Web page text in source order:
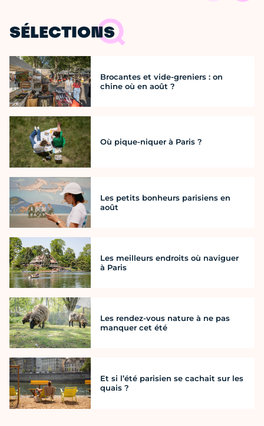
SÉLECTIONS
Brocantes et vide-greniers : on
chine où en août ?
Où pique-niquer à Paris ?
Les petits bonheurs parisiens en
août
Les meilleurs endroits où naviguer
à Paris
Les rendez-vous nature à ne pas
manquer cet été
Et si l’été parisien se cachait sur les
quais ?